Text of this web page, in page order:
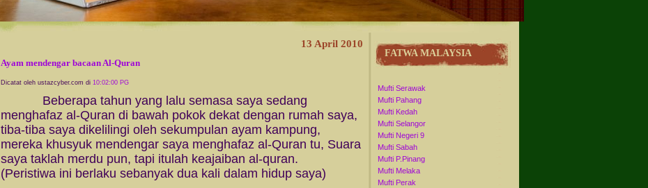
13 April 2010
Ayam mendengar bacaan Al-Quran
Dicatat oleh ustazcyber.com di 10:02:00 PG
Beberapa tahun yang lalu semasa saya sedang
menghafaz al-Quran di bawah pokok dekat dengan rumah saya,
tiba-tiba saya dikelilingi oleh sekumpulan ayam kampung,
mereka khusyuk mendengar saya menghafaz al-Quran tu, Suara
saya taklah merdu pun, tapi itulah keajaiban al-quran.
(Peristiwa ini berlaku sebanyak dua kali dalam hidup saya)
FATWA MALAYSIA
Mufti Serawak
Mufti Pahang
Mufti Kedah
Mufti Selangor
Mufti Negeri 9
Mufti Sabah
Mufti P.Pinang
Mufti Melaka
Mufti Perak